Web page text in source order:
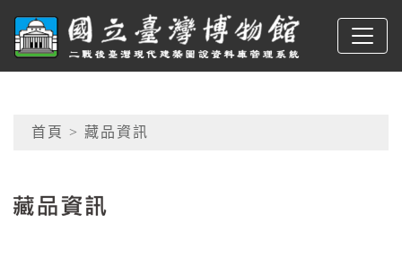
臺博館建築圖
網頁導覽
首頁 > 藏品資訊